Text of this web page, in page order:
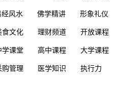
经风水 佛学精讲 形象礼仪
食文化 理财频道 开放课程
学课堂 高中课程 大学课程
购管理 医学知识 执行力